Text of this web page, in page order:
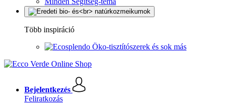
Több inspiráció
Öko-tisztítószerek és sok más
Bejelentkezés
Feliratkozás